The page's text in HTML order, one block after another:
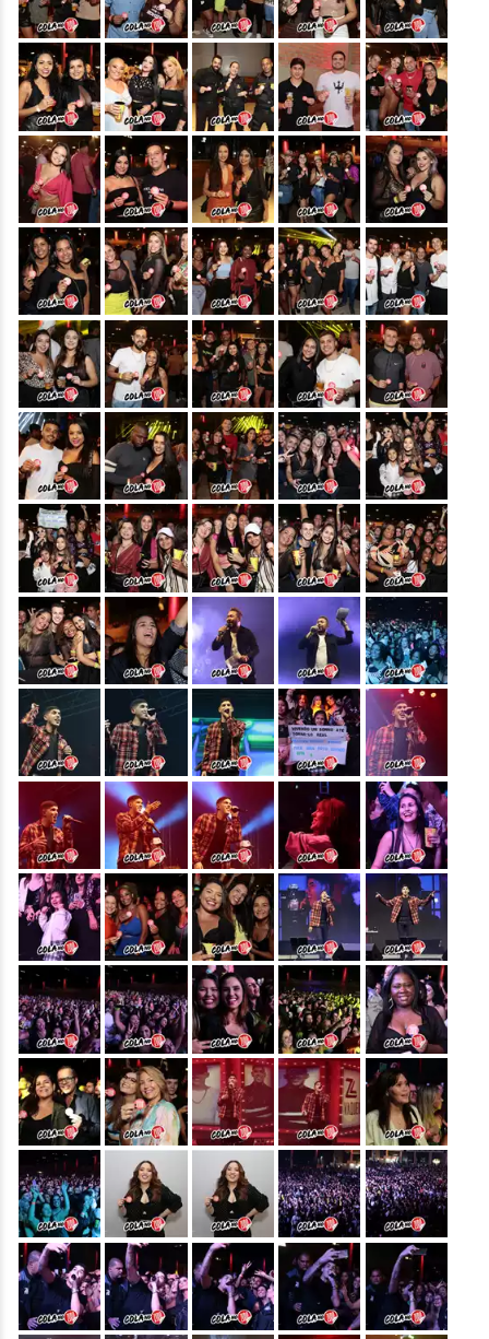
&nbsp; &nbsp; &nbsp; &nbsp; &nbsp;
&nbsp; &nbsp; &nbsp; &nbsp; &nbsp;
&nbsp; &nbsp; &nbsp; &nbsp; &nbsp;
&nbsp; &nbsp; &nbsp; &nbsp; &nbsp;
&nbsp; &nbsp; &nbsp; &nbsp; &nbsp;
&nbsp; &nbsp; &nbsp; &nbsp; &nbsp;
&nbsp; &nbsp; &nbsp; &nbsp; &nbsp;
&nbsp; &nbsp; &nbsp; &nbsp; &nbsp;
&nbsp; &nbsp; &nbsp; &nbsp; &nbsp;
&nbsp; &nbsp; &nbsp; &nbsp; &nbsp;
&nbsp; &nbsp; &nbsp; &nbsp; &nbsp;
&nbsp; &nbsp; &nbsp; &nbsp; &nbsp;
&nbsp; &nbsp; &nbsp; &nbsp; &nbsp;
&nbsp; &nbsp; &nbsp; &nbsp; &nbsp;